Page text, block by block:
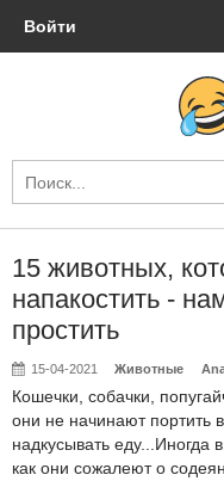
Войти
15 животных,
напакостить -
простить
15-04-2021 Животные
Кошечки, собачки,
они не начинают портить
надкусывать еду...Иногда
как они сожалеют о